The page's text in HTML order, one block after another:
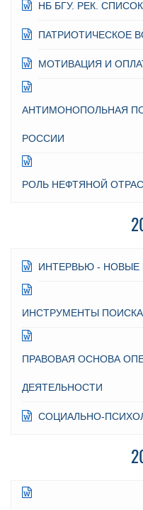
НБ БГУ. РЕК. СПИСОК
ПАТРИОТИЧЕСКОЕ
МОТИВАЦИЯ И
АНТИМОНОПОЛЬНАЯ
РОССИИ
РОЛЬ НЕФТЯНОЙ
ИНТЕРВЬЮ -
ИНСТРУМЕНТЫ
ПРАВОВАЯ ОСНОВА
ДЕЯТЕЛЬНОСТИ
СОЦИАЛЬНО-